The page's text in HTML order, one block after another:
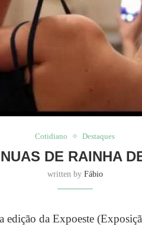
Cotidiano Destaques
DE RAINHA
written by Fábio
edição da Expoeste